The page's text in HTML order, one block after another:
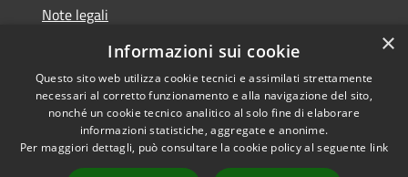
Note legali
Dichiarazione di accessibilità
Accessibilità
Copyright © 2026 • Comune di
Mussolente • Powered by
×
Informazioni sui cookie
Questo sito web utilizza cookie tecnici e assimilati strettamente
necessari al corretto funzionamento e alla navigazione del sito,
nonché un cookie tecnico analitico al solo fine di elaborare
informazioni statistiche, aggregate e anonime.
Per maggiori dettagli, può consultare la cookie policy al seguente link